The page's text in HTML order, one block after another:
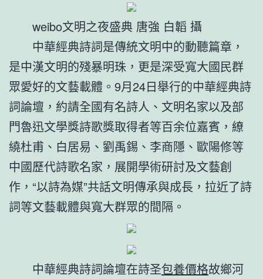
weibo文明之夜盛典 唐強 白韜 攝
中華經典詩詞是傳統文明中的動聽篇章，
是中漢文明的殘暴明珠，更是深受寬大國民群
眾愛好的文藝載體。9月24日舉行的中華經典詩
詞論壇，約請全國有名詩人、文明名家以及部
門魯迅文學獎詩歌獎取得者等百余位嘉賓，繚
繞杜甫、白居易、劉禹錫、李商隱、歐陽修等
中國歷代詩歌名家，展開學術研討及文藝創
作，“以詩為媒”共話文明傳承與成長，拉近了詩
詞等文藝載體與寬大群眾的間隔。
中華經典詩詞論壇在詩圣包養價格故鄉河